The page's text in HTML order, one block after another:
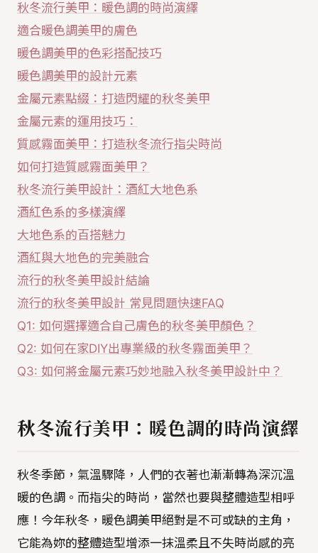
秋冬流行美甲：暖色調的時尚演繹
適合暖色調美甲的膚色
暖色調美甲的色彩搭配技巧
暖色調美甲的設計元素
金屬元素點綴：打造閃耀的秋冬美甲
金屬元素的運用技巧：
質感霧面美甲：打造秋冬流行指尖時尚
如何打造質感霧面美甲？
秋冬流行美甲設計：酒紅大地色系
酒紅色系的多樣演繹
大地色系的百搭魅力
酒紅與大地色的完美融合
流行的秋冬美甲設計結論
流行的秋冬美甲設計 常見問題快速FAQ
Q1: 如何選擇適合自己膚色的秋冬美甲顏色？
Q2: 如何在家DIY出專業級的秋冬霧面美甲？
Q3: 如何將金屬元素巧妙地融入秋冬美甲設計中？
秋冬流行美甲：暖色調的時尚演繹
秋冬季節，氣溫驟降，人們的衣著也漸漸轉為深沉溫
暖的色調。而指尖的時尚，當然也要與整體造型相呼
應！今年秋冬，暖色調美甲絕對是不可或缺的主角，
它能為妳的整體造型增添一抹溫柔且不失時尚感的亮